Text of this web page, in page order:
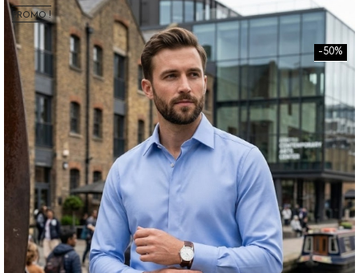
-50%
PROMO !